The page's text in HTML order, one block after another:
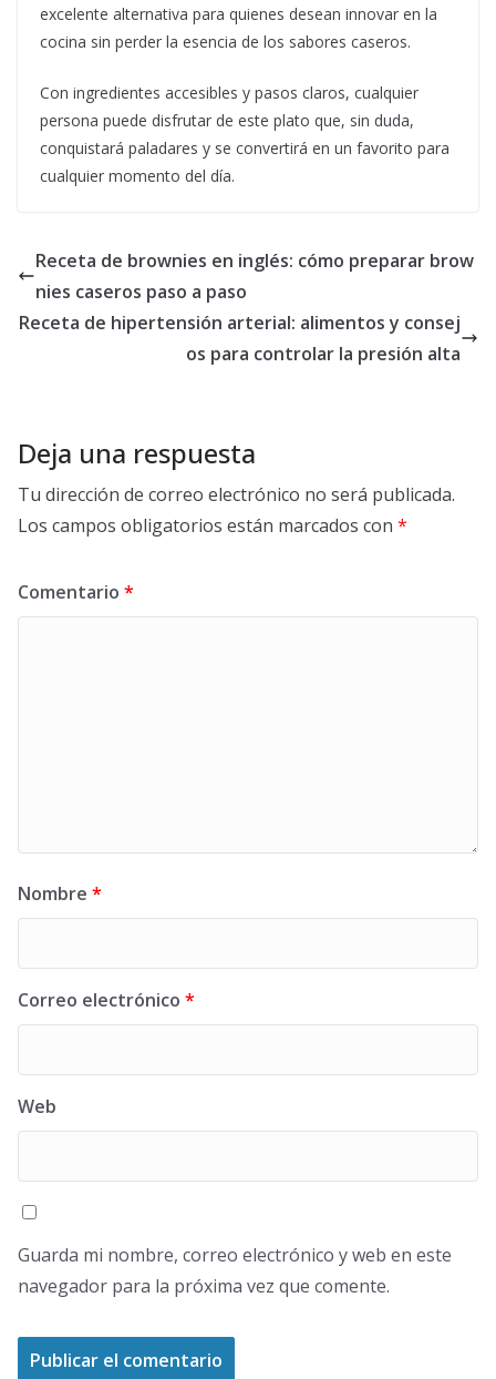
excelente alternativa para quienes desean innovar en la
cocina sin perder la esencia de los sabores caseros.
Con ingredientes accesibles y pasos claros, cualquier
persona puede disfrutar de este plato que, sin duda,
conquistará paladares y se convertirá en un favorito para
cualquier momento del día.
Receta de brownies en inglés: cómo preparar brow
nies caseros paso a paso
Receta de hipertensión arterial: alimentos y consej
os para controlar la presión alta
Deja una respuesta
Tu dirección de correo electrónico no será publicada.
Los campos obligatorios están marcados con *
Comentario *
Nombre *
Correo electrónico *
Web
Guarda mi nombre, correo electrónico y web en este
navegador para la próxima vez que comente.